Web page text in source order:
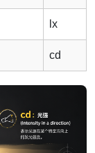
lx
cd